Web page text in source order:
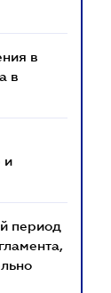
в
в
и
период